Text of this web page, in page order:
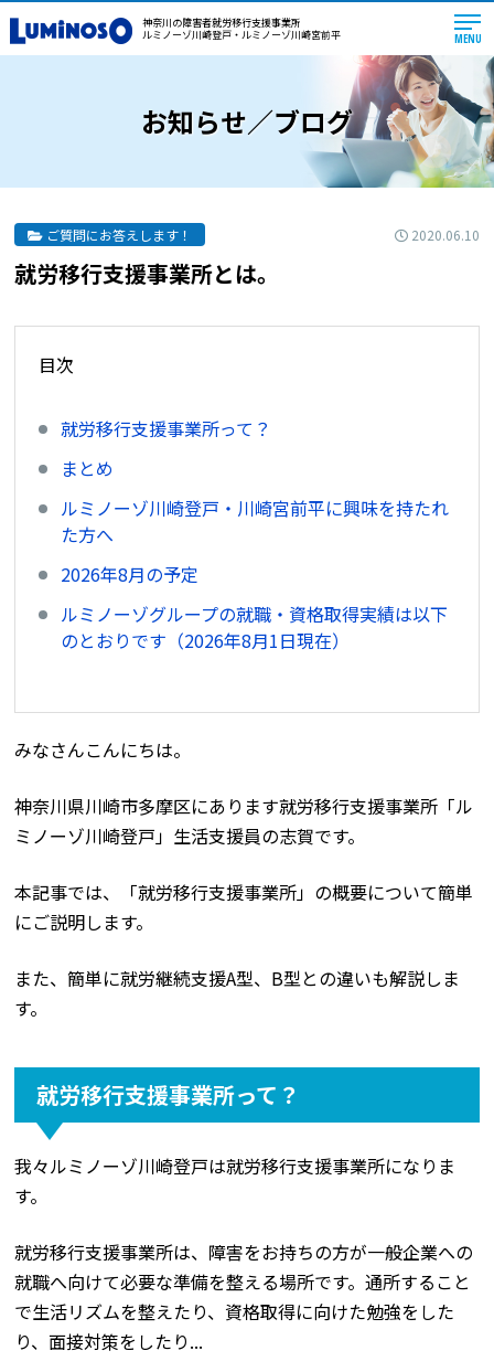
神奈川の障害者就労移行支援事業所
ルミノーゾ川崎登戸・ルミノーゾ川崎宮前平
MENU
お知らせ／ブログ
ご質問にお答えします！ 2020.06.10
就労移行支援事業所とは。
目次
就労移行支援事業所って？
まとめ
ルミノーゾ川崎登戸・川崎宮前平に興味を持たれ
た方へ
2026年8月の予定
ルミノーゾグループの就職・資格取得実績は以下
のとおりです（2026年8月1日現在）
みなさんこんにちは。
神奈川県川崎市多摩区にあります就労移行支援事業所「ル
ミノーゾ川崎登戸」生活支援員の志賀です。
本記事では、「就労移行支援事業所」の概要について簡単
にご説明します。
また、簡単に就労継続支援A型、B型との違いも解説しま
す。
就労移行支援事業所って？
我々ルミノーゾ川崎登戸は就労移行支援事業所になりま
す。
就労移行支援事業所は、障害をお持ちの方が一般企業への
就職へ向けて必要な準備を整える場所です。通所すること
で生活リズムを整えたり、資格取得に向けた勉強をした
り、面接対策をしたり...